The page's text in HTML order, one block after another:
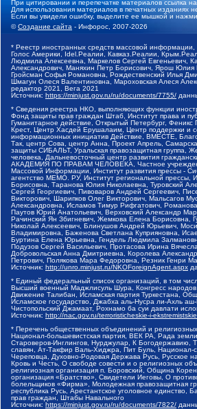
При цитировании и перепечатке материалов ссылка
Для использования материалов в печатных изданиях
Если вы увидели ошибку, выделите ее мышкой и
©Создание сайта - Инфорос, 2007-2026
* Реестр иностранных средств массовой
Голос Америки, Idel.Реалии, Кавказ.Реалии,
Людмила Алексеевна, Маркелов Сергей Евгеньевич,
Александрович, Маняхин Петр Борисович, Ярош
Гройсман Софья Романовна, Рождественский Илья
Шмагун Олеся Валентиновна, Мароховская Алеся
редактор 2021, Вега 2021
Источник: https://minjust.gov.ru/ru/documents/7755/
* Сведения реестра НКО, выполняющих функции
Фонд защиты прав граждан Штаб, Институт права и
Гуманитарное действие, Открытый Петербург,
Крест, Центр Хасдей Ерушалаим, Центр поддержки и
информационных инициатив Действие, ВМЕСТЕ,
Так, центр Сова, центр Анна, Проект Апрель,
защиты СИБАЛЬТ, Уральская правозащитная группа,
человека, Дальневосточный центр развития
АКАДЕМИЯ ПО ПРАВАМ ЧЕЛОВЕКА, Частное учреждение
Массовой Информации, Институт развития прессы -
агентство МЕМО. РУ, Институт региональной
Борисовна, Таранова Юлия Николаевна, Туровский
Сергей Георгиевич, Пивоваров Андрей Сергеевич,
Викторович, Шарипков Олег Викторович, Мальсагов
Александровна, Исламов Тимур Рифгатович,
Паутов Юрий Анатольевич, Верховский Александр
Рачинский Ян Збигневич, Жемкова Елена
Николай Алексеевич, Блинушов Андрей Юрьевич,
Владимировна, Баженова Светлана Куприяновна,
Буртина Елена Юрьевна, Гендель Людмила
Подузов Сергей Васильевич, Протасова Ирина
Добровольская Анна Дмитриевна, Королева
Петрович, Полякова Мара Федоровна, Резник Генри
Источник: http://unro.minjust.ru/NKOForeignAgent.aspx
* Единый федеральный список организаций, в том
Высший военный Маджлисуль Шура, Конгресс народов
Движение Талибан, Исламская партия Туркестана,
Исламское государство, Джабха аль-Нусра ли-Ахль
Чистопольский Джамаат, Рохнамо ба суи давлати
Источник: http://nac.gov.ru/terroristicheskie-i-
* Перечень общественных объединений и
Национал-большевистская партия, ВЕК РА, Рада
Староверов-Инглингов, Нурджулар, К Богодержавию,
славян, Ат-Такфир Валь-Хиджра, Пит Буль, Национал-
Череповца, Духовно-Родовая Держава Русь, Русское
Кровь и Честь, О свободе совести и о религиозных
религиозная организация п. Боровский, Община
организация «Братство», Свидетели Иеговы, О
болельщиков «Фирма», Молодежная правозащитная
республика Русь, Арестантское уголовное
прав граждан, Штабы Навального
Источник: https://minjust.gov.ru/ru/documents/7822/